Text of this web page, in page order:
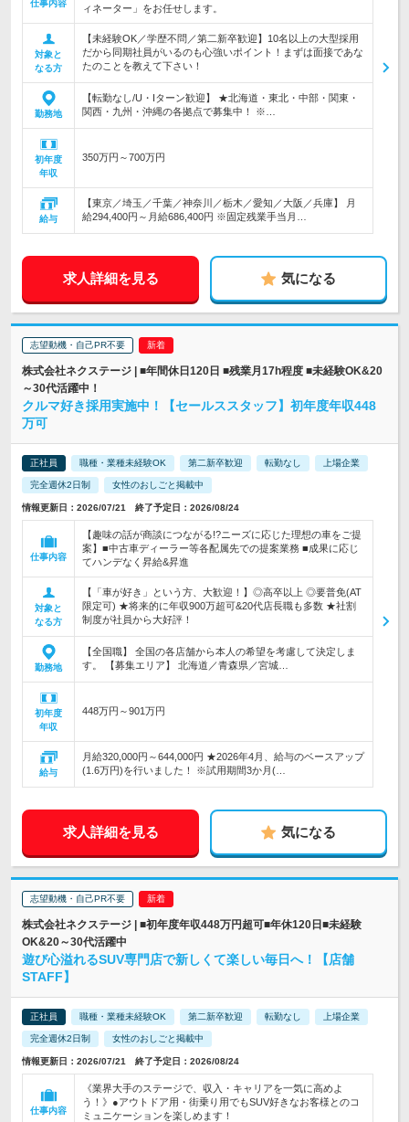
仕事内容 ィネーター」をお任せします。
対象と
なる方
【未経験OK／学歴不問／第二新卒歓迎】10名以上の大型採用
だから同期社員がいるのも心強いポイント！まずは面接であな
たのことを教えて下さい！
勤務地
【転勤なし/U・Iターン歓迎】 ★北海道・東北・中部・関東・
関西・九州・沖縄の各拠点で募集中！ ※…
初年度
年収
350万円～700万円
給与
【東京／埼玉／千葉／神奈川／栃木／愛知／大阪／兵庫】 月
給294,400円～月給686,400円 ※固定残業手当月…
求人詳細を見る 気になる
志望動機・自己PR不要
株式会社ネクステージ | ■年間休日120日 ■残業月17h程度 ■未経験OK&20
～30代活躍中！
クルマ好き採用実施中！【セールススタッフ】初年度年収448
万可
正社員 職種・業種未経験OK 第二新卒歓迎 転勤なし 上場企業
完全週休2日制 女性のおしごと掲載中
情報更新日：2026/07/21 終了予定日：2026/08/24
仕事内容
【趣味の話が商談につながる!?ニーズに応じた理想の車をご提
案】■中古車ディーラー等各配属先での提案業務 ■成果に応じ
てハンデなく昇給&昇進
対象と
なる方
【「車が好き」という方、大歓迎！】◎高卒以上 ◎要普免(AT
限定可) ★将来的に年収900万超可&20代店長職も多数 ★社割
制度が社員から大好評！
勤務地
【全国職】 全国の各店舗から本人の希望を考慮して決定しま
す。 【募集エリア】 北海道／青森県／宮城…
初年度
年収
448万円～901万円
給与
月給320,000円～644,000円 ★2026年4月、給与のベースアップ
(1.6万円)を行いました！ ※試用期間3か月(…
求人詳細を見る 気になる
志望動機・自己PR不要
株式会社ネクステージ | ■初年度年収448万円超可■年休120日■未経験
OK&20～30代活躍中
遊び心溢れるSUV専門店で新しくて楽しい毎日へ！【店舗
STAFF】
正社員 職種・業種未経験OK 第二新卒歓迎 転勤なし 上場企業
完全週休2日制 女性のおしごと掲載中
情報更新日：2026/07/21 終了予定日：2026/08/24
仕事内容
《業界大手のステージで、収入・キャリアを一気に高めよ
う！》●アウトドア用・街乗り用でもSUV好きなお客様とのコ
ミュニケーションを楽しめます！